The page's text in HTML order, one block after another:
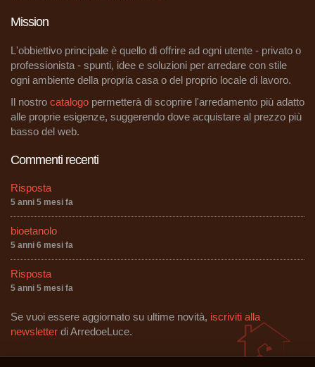
Mission
L'obbiettivo principale è quello di offrire ad ogni utente - privato o
professionista - spunti, idee e soluzioni per arredare con stile
ogni ambiente della propria casa o del proprio locale di lavoro.
Il nostro catalogo permetterà di scoprire l'arredamento più adatto
alle proprie esigenze, suggerendo dove acquistare al prezzo più
basso del web.
Commenti recenti
Risposta
5 anni 5 mesi fa
bioetanolo
5 anni 6 mesi fa
Risposta
5 anni 5 mesi fa
Se vuoi essere aggiornato su ultime novità, iscriviti alla
newsletter di ArredoeLuce.